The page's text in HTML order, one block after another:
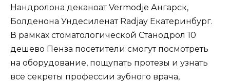
Нандролона деканоат Vermodje Ангарск,
Болденона Ундесиленат Radjay Екатеринбург.
В рамках стоматологической Станодрол 10
дешево Пенза посетители смогут посмотреть
на оборудование, пощупать протезы и узнать
все секреты профессии зубного врача,